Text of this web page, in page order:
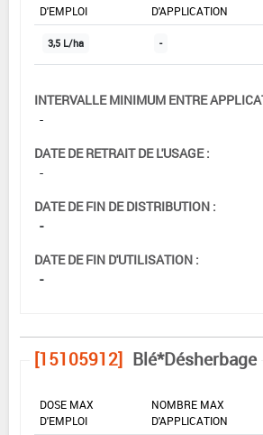
D'EMPLOI
D'APPLICATION
3,5 L/ha -
INTERVALLE MINIMUM ENTRE
-
DATE DE RETRAIT DE L'USAGE :
-
DATE DE FIN DE DISTRIBUTION :
-
DATE DE FIN D'UTILISATION :
-
[15105912] Blé*Désherbage
DOSE MAX
D'EMPLOI
NOMBRE MAX
D'APPLICATION